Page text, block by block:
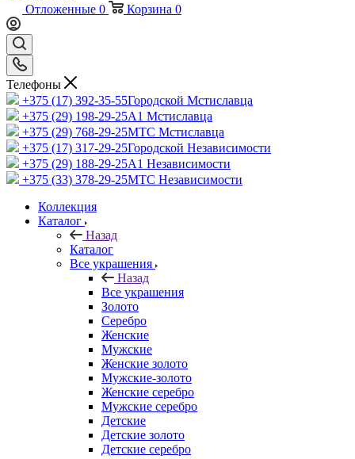
Отложенные 0 Корзина 0
Телефоны
+375 (17) 392-35-55Городской Мстиславца
+375 (29) 198-29-25A1 Мстиславца
+375 (29) 768-29-25МТС Мстиславца
+375 (17) 317-29-25Городской Независимости
+375 (29) 188-29-25A1 Независимости
+375 (33) 378-29-25МТС Независимости
Коллекция
Каталог
Назад
Каталог
Все украшения
Назад
Все украшения
Золото
Серебро
Женские
Мужские
Женские золото
Мужские-золото
Женские серебро
Мужские серебро
Детские
Детские золото
Детские серебро